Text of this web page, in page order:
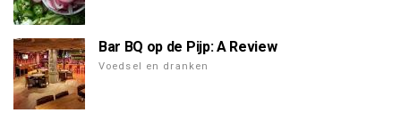
Bar BQ op de Pijp: A Review
Voedsel en dranken